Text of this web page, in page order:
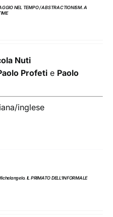
NEL TEMPO / ABSTRACTIONISM. A
Nuti
Profeti e Paolo
inglese
IL PRIMATO DELL’INFORMALE